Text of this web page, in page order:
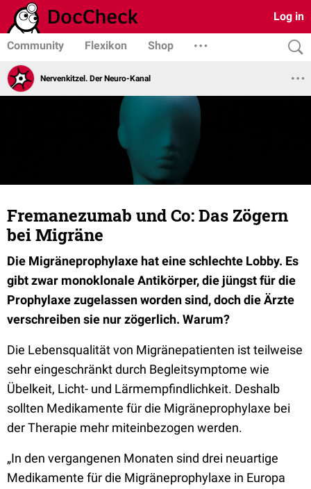
Log in
Community Flexikon Shop
Nervenkitzel. Der Neuro-Kanal
Fremanezumab und Co: Das Zögern
bei Migräne
Die Migräneprophylaxe hat eine schlechte Lobby. Es
gibt zwar monoklonale Antikörper, die jüngst für die
Prophylaxe zugelassen worden sind, doch die Ärzte
verschreiben sie nur zögerlich. Warum?
Die Lebensqualität von Migränepatienten ist teilweise
sehr eingeschränkt durch Begleitsymptome wie
Übelkeit, Licht- und Lärmempfindlichkeit. Deshalb
sollten Medikamente für die Migräneprophylaxe bei
der Therapie mehr miteinbezogen werden.
„In den vergangenen Monaten sind drei neuartige
Medikamente für die Migräneprophylaxe in Europa